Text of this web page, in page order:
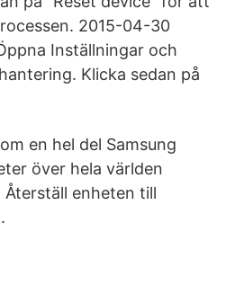
2015-04-30
Inställningar och
Klicka sedan på
en hel del Samsung
över hela världen
enheten till